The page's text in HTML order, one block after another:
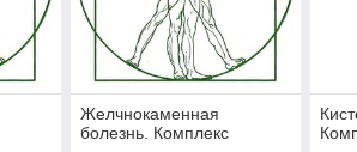
Желчнокаменная
болезнь. Комплекс